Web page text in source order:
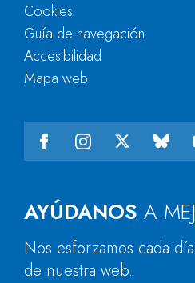
AYÚDANOS A
Nos esforzamos cada
de nuestra web.
Cookies
Guía de navegación
Accesibilidad
Mapa web